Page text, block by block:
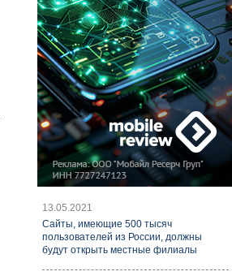
13.05.2021
Cайты, имеющие 500 тысяч
пользователей из России, должны
будут открыть местные филиалы